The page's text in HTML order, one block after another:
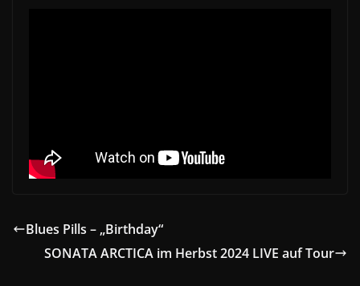
Blues Pills – „Birthday“
SONATA ARCTICA im Herbst 2024 LIVE auf Tour